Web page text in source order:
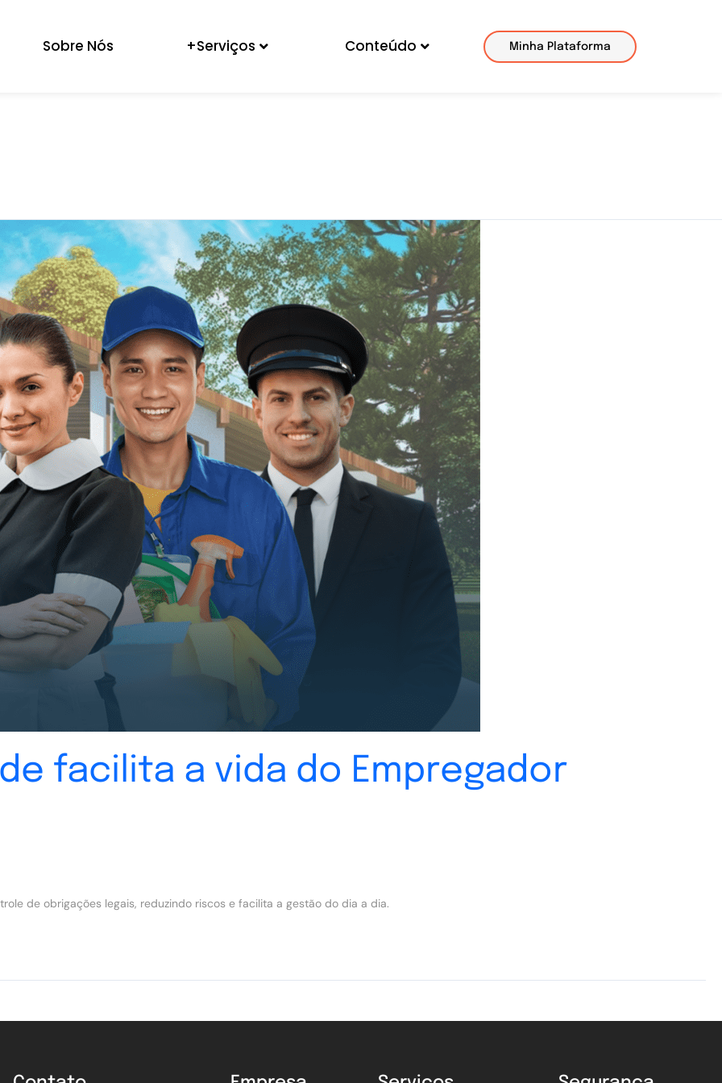
Sobre Nós +Serviços Conteúdo Minha Plataforma
facilita a vida do Empregador
de obrigações legais, reduzindo riscos e facilita a gestão do dia a dia.